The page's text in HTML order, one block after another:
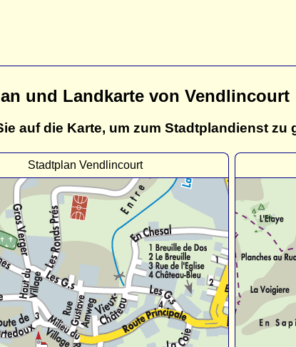
und Landkarte von Vendlincourt
auf die Karte, um zum Stadtplandienst zu
Stadtplan Vendlincourt